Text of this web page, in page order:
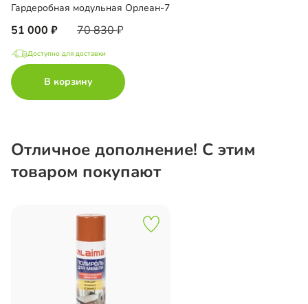
Гардеробная модульная Орлеан-7
51 000 70 830
Доступно для доставки
В корзину
Отличное дополнение! С этим
товаром покупают